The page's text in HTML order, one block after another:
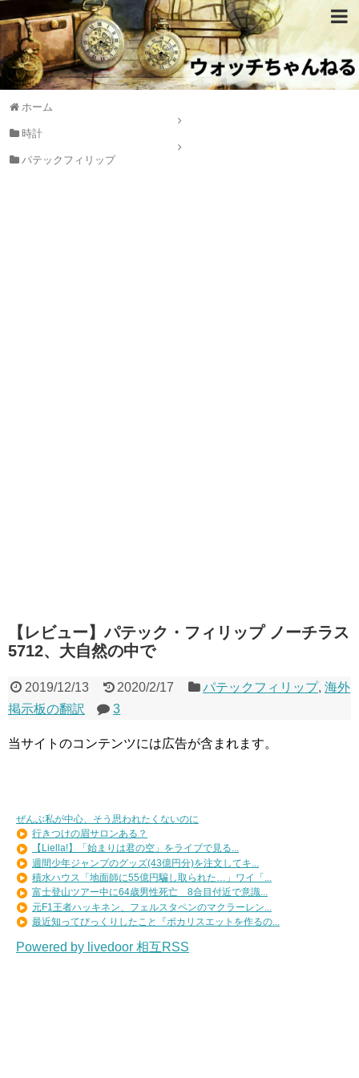
ホーム
時計
パテックフィリップ
【レビュー】パテック・フィリップ ノーチラス
5712、大自然の中で
2019/12/13 2020/2/17 パテックフィリップ,海外
掲示板の翻訳
3
当サイトのコンテンツには広告が含まれます。
ぜんぶ私が中心、そう思われたくないのに
行きつけの眉サロンある？
【Liella!】「始まりは君の空」をライブで見る...
週間少年ジャンプのグッズ(43億円分)を注文してキ...
積水ハウス「地面師に55億円騙し取られた…」ワイ「...
富士登山ツアー中に64歳男性死亡 8合目付近で意識...
元F1王者ハッキネン、フェルスタペンのマクラーレン...
最近知ってびっくりしたこと『ポカリスエットを作るの...
Powered by livedoor 相互RSS